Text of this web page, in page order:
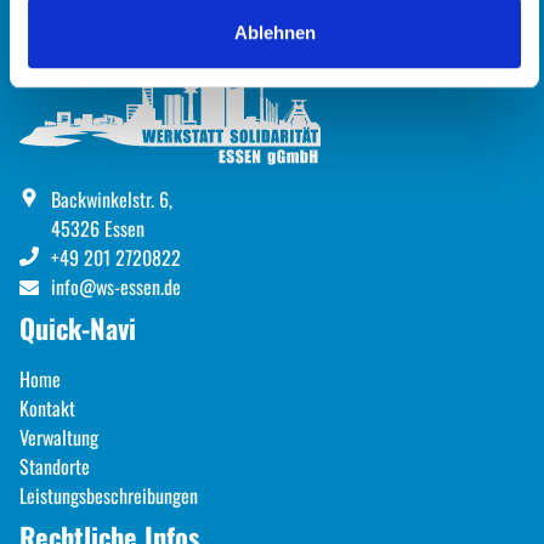
Ablehnen
STELLENANGEBOTE
Download
Backwinkelstr. 6,
45326 Essen
+49 201 2720822
info@ws-essen.de
Quick-Navi
Home
Kontakt
Verwaltung
Standorte
Leistungsbeschreibungen
Rechtliche Infos